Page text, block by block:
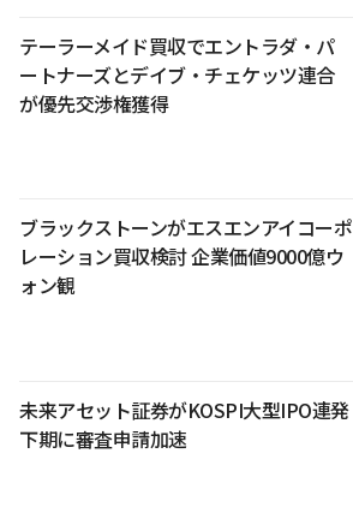
テーラーメイド買収でエントラダ・パ
ートナーズとデイブ・チェケッツ連合
が優先交渉権獲得
ブラックストーンがエスエンアイコーポ
レーション買収検討 企業価値9000億ウ
ォン観
未来アセット証券がKOSPI大型IPO連発
下期に審査申請加速